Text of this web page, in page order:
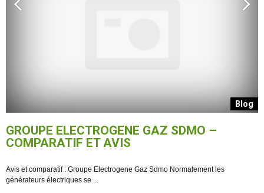
Blog
GROUPE ELECTROGENE GAZ SDMO –
COMPARATIF ET AVIS
Avis et comparatif : Groupe Electrogene Gaz Sdmo Normalement les
générateurs électriques se ...